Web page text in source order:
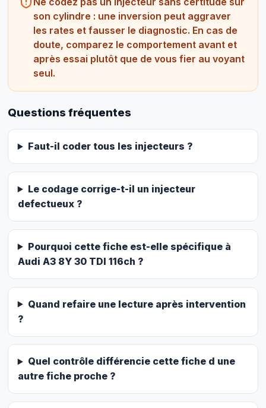
son cylindre : une inversion peut aggraver
les rates et fausser le diagnostic. En cas de
doute, comparez le comportement avant et
après essai plutôt que de vous fier au voyant
seul.
Questions fréquentes
Faut-il coder tous les injecteurs ?
Le codage corrige-t-il un injecteur
defectueux ?
Pourquoi cette fiche est-elle spécifique à
Audi A3 8Y 30 TDI 116ch ?
Quand refaire une lecture après intervention
?
Quel contrôle différencie cette fiche d une
autre fiche proche ?